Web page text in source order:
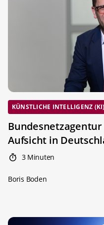
KÜNSTLICHE INTELLIGENZ (KI)
Aufsicht in
3 Minuten
Boris Boden